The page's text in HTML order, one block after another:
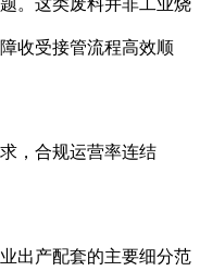
。这类废料并非工业烧
收受接管流程高效顺
，合规运营率连结
出产配套的主要细分范